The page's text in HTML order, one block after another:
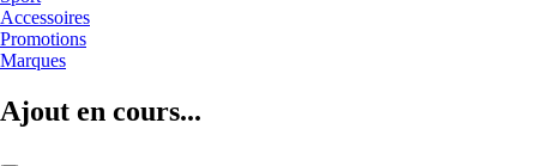
Accessoires
Promotions
Marques
Ajout en cours...